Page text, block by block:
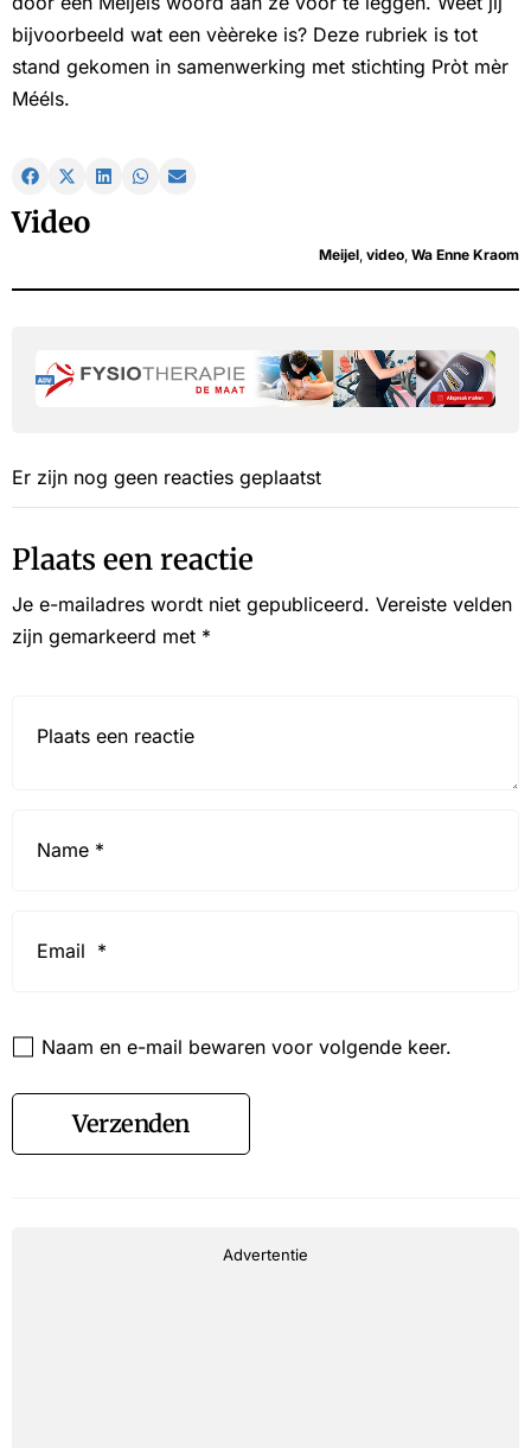
bijvoorbeeld wat een vèèreke is? Deze rubriek is tot
stand gekomen in samenwerking met stichting Pròt mèr
Mééls.
Video
Meijel video Wa Enne Kraom
Er zijn nog geen reacties geplaatst
Plaats een reactie
Je e-mailadres wordt niet gepubliceerd. Vereiste velden
zijn gemarkeerd met *
Naam en e-mail bewaren voor volgende keer.
Verzenden
Advertentie